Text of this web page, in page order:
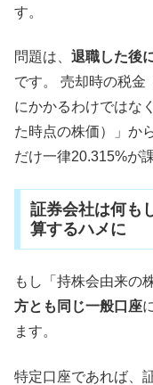
す。
問題は、 退職した後
です。 売却時の税金
にかかるわけではな
た時点の株価）」か
だけ一律20.315%が
証券会社は何も
算するハメに
もし「持株会由来の
方とも同じ一般口座
ます。
特定口座であれば、